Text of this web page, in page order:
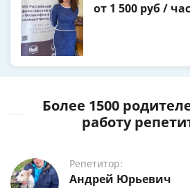
от 1 500 руб / час
Более 1500
работу
Репетитор:
Андрей Юрьевич